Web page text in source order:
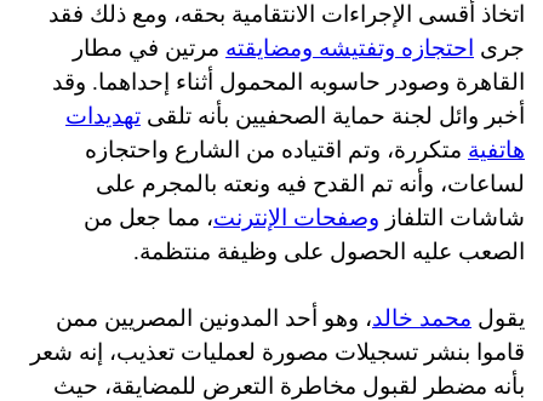
اتخاذ أقسى الإجراءات الانتقامية بحقه، ومع ذلك فقد
جرى احتجازه وتفتيشه ومضايقته مرتين في مطار
القاهرة وصودر حاسوبه المحمول أثناء إحداهما. وقد
أخبر وائل لجنة حماية الصحفيين بأنه تلقى تهديدات
هاتفية متكررة، وتم اقتياده من الشارع واحتجازه
لساعات، وأنه تم القدح فيه ونعته بالمجرم على
شاشات التلفاز وصفحات الإنترنت، مما جعل من
الصعب عليه الحصول على وظيفة منتظمة.
يقول محمد خالد، وهو أحد المدونين المصريين ممن
قاموا بنشر تسجيلات مصورة لعمليات تعذيب، إنه شعر
بأنه مضطر لقبول مخاطرة التعرض للمضايقة، حيث